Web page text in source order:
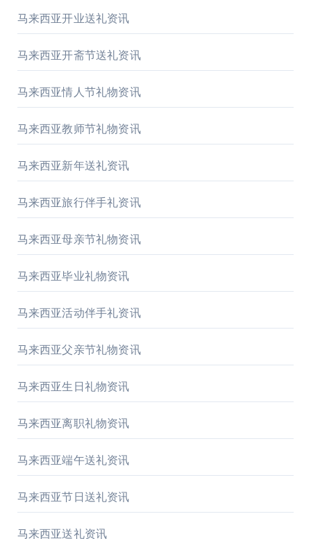
马来西亚开业送礼资讯
马来西亚开斋节送礼资讯
马来西亚情人节礼物资讯
马来西亚教师节礼物资讯
马来西亚新年送礼资讯
马来西亚旅行伴手礼资讯
马来西亚母亲节礼物资讯
马来西亚毕业礼物资讯
马来西亚活动伴手礼资讯
马来西亚父亲节礼物资讯
马来西亚生日礼物资讯
马来西亚离职礼物资讯
马来西亚端午送礼资讯
马来西亚节日送礼资讯
马来西亚送礼资讯